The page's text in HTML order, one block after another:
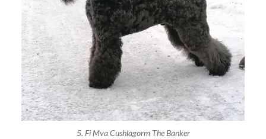
5. Fi Mva Cushlagorm The Banker